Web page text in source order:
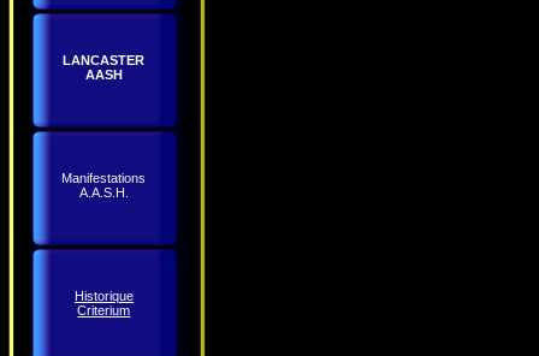
LANCASTER
AASH
Manifestations
A.A.S.H.
Historique
Criterium